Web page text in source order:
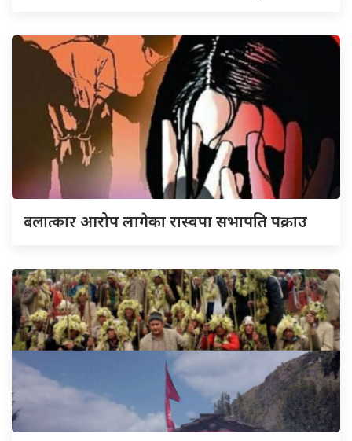
बलात्कारआरोप लागेका रास्वपा सभापति पक्राउ